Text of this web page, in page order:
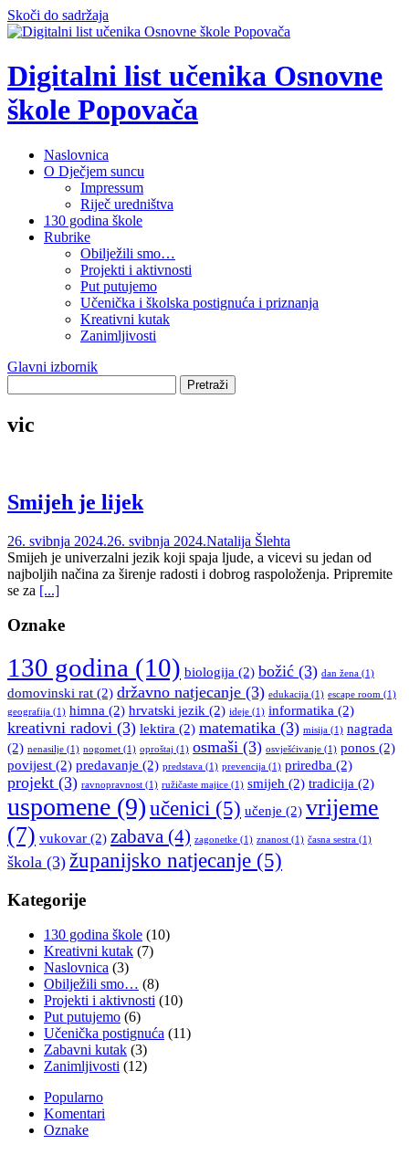
Skoči do sadržaja
Digitalni list učenika Osnovne
škole Popovača
Naslovnica
O Dječjem suncu
Impressum
Riječ uredništva
130 godina škole
Rubrike
Obilježili smo…
Projekti i aktivnosti
Put putujemo
Učenička i školska postignuća i priznanja
Kreativni kutak
Zanimljivosti
Glavni izbornik
vic
Smijeh je lijek
26. svibnja 2024.26. svibnja 2024.Natalija Šlehta
Smijeh je univerzalni jezik koji spaja ljude, a vicevi su jedan od
najboljih načina za širenje radosti i dobrog raspoloženja. Pripremite
se za [...]
Oznake
130 godina (10) biologija (2) božić (3) dan žena (1)
domovinski rat (2) državno natjecanje (3) edukacija (1) escape room (1)
geografija (1) himna (2) hrvatski jezik (2) ideje (1) informatika (2)
kreativni radovi (3) lektira (2) matematika (3) misija (1) nagrada
(2) nenasilje (1) nogomet (1) oproštaj (1) osmaši (3) osvješćivanje (1) ponos (2)
povijest (2) predavanje (2) predstava (1) prevencija (1) priredba (2)
projekt (3) ravnopravnost (1) ružičaste majice (1) smijeh (2) tradicija (2)
uspomene (9) učenici (5) učenje (2) vrijeme
(7) vukovar (2) zabava (4) zagonetke (1) znanost (1) časna sestra (1)
škola (3) županijsko natjecanje (5)
Kategorije
130 godina škole (10)
Kreativni kutak (7)
Naslovnica (3)
Obilježili smo… (8)
Projekti i aktivnosti (10)
Put putujemo (6)
Učenička postignuća (11)
Zabavni kutak (3)
Zanimljivosti (12)
Popularno
Komentari
Oznake